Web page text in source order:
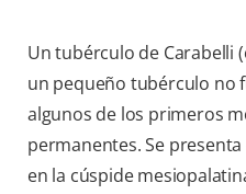
Un tubérculo de Carabelli
un pequeño tubérculo no
algunos de los primeros
permanentes. Se
en la cúspide